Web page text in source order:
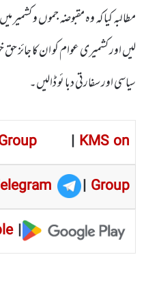
مطالبہ کیا کہ وہ مقبوضہ جموں و کشمیر
لیں اور کشمیری عوام کو ان کا
سیاسی اورسفارتی دبا ئو ڈالیں۔
| KMS on
| Group
|
Apple